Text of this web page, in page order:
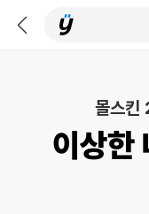
몰스킨
이상한